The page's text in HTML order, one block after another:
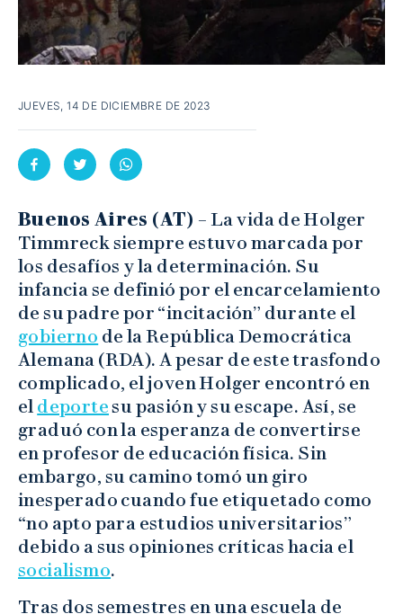
JUEVES, 14 DE DICIEMBRE DE 2023
Buenos Aires (AT) – La vida de Holger
Timmreck siempre estuvo marcada por
los desafíos y la determinación. Su
infancia se definió por el encarcelamiento
de su padre por “incitación” durante el
gobierno de la República Democrática
Alemana (RDA). A pesar de este trasfondo
complicado, el joven Holger encontró en
el deportesu pasión y su escape. Así, se
graduó con la esperanza de convertirse
en profesor de educación física. Sin
embargo, su camino tomó un giro
inesperado cuando fue etiquetado como
“no apto para estudios universitarios”
debido a sus opiniones críticas hacia el
socialismo.
Tras dos semestres en una escuela de